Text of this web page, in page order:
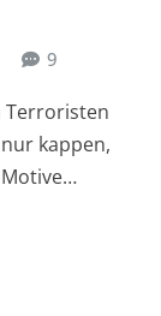
9
Terroristen
kappen,